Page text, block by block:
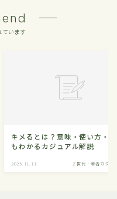
います
キメるとは？意味・使い方・
もわかるカジュアル解説
2025.11.11 Z世代・若者カタカ